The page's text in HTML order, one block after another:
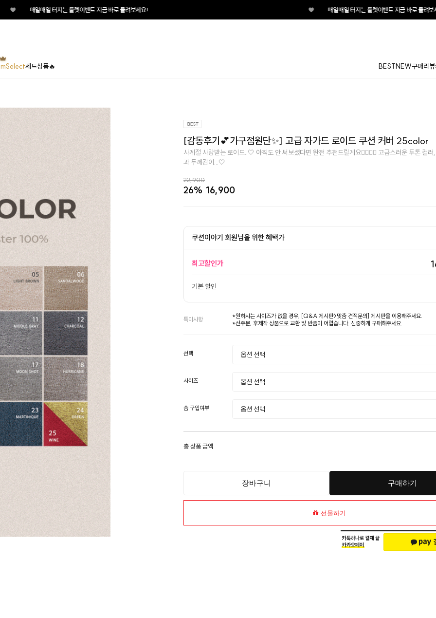
는 룰렛이벤트 지금 바로 돌려보세요! 매일매일 터지는 룰렛이벤트 지금 바로 돌려보세요!
세트상품🔥 BESTNEW구매리뷰
[감동후기💕가구점원단✨] 고급 자가드 로이드 쿠션 커버 25color
사계절 사랑받는 로이드..🤍 아직도 안 써보셨다면 완전 추천드릴게요👉🏻👈🏻 고급스러운 투톤 컬
과 두께감이...🤍
22,900
26% 16,900
쿠션이야기 회원님을 위한 혜택가
최고할인가
기본 할인
특이사항
*원하시는 사이즈가 없을 경우, [Q&A 게시판>맞춤 견적문의] 게시판을 이용해주세요.
*선주문, 후제작 상품으로 교환 및 반품이 어렵습니다. 신중하게 구매해주세요.
선택
사이즈
솜 구입여부
총 상품 금액
장바구니 구매하기
선물하기